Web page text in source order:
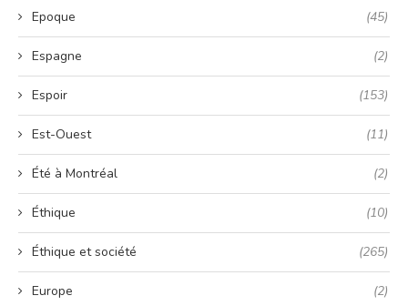
Epoque (45)
Espagne (2)
Espoir (153)
Est-Ouest (11)
Été à Montréal (2)
Éthique (10)
Éthique et société (265)
Europe (2)